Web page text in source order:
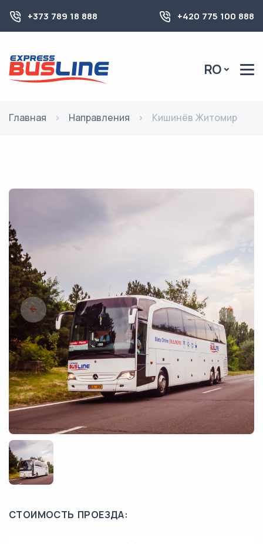
+373 789 18 888 +420 775 100 888
RO
Главная Направления Кишинёв Житомир
СТОИМОСТЬ ПРОЕЗДА: